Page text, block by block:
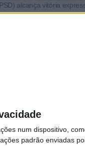
num dispositivo,
padrão enviadas
alcança vitória
com mais de 70%